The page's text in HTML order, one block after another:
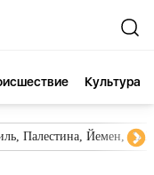
Культура
Палестина, Йемен,